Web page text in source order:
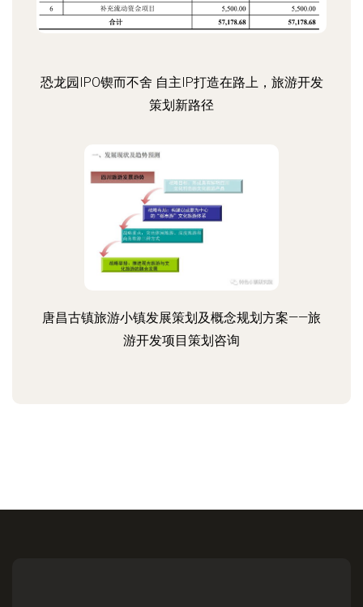
恐龙园IPO锲而不舍 自主IP打造在路上，旅游开发
策划新路径
唐昌古镇旅游小镇发展策划及概念规划方案——旅
游开发项目策划咨询